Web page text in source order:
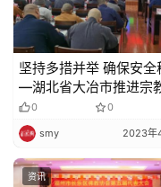
坚持多措并举 确保安全
—湖北省大冶市推进宗
动场所安全生产专项整
动
0 0
smy 2023年
资讯